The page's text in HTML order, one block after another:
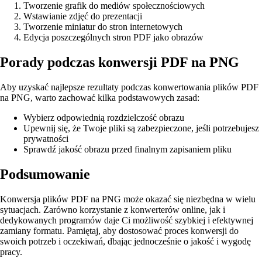
Tworzenie grafik do mediów społecznościowych
Wstawianie zdjęć do prezentacji
Tworzenie miniatur do stron internetowych
Edycja poszczególnych stron PDF jako obrazów
Porady podczas konwersji PDF na PNG
Aby uzyskać najlepsze rezultaty podczas konwertowania plików PDF
na PNG, warto zachować kilka podstawowych zasad:
Wybierz odpowiednią rozdzielczość obrazu
Upewnij się, że Twoje pliki są zabezpieczone, jeśli potrzebujesz
prywatności
Sprawdź jakość obrazu przed finalnym zapisaniem pliku
Podsumowanie
Konwersja plików PDF na PNG może okazać się niezbędna w wielu
sytuacjach. Zarówno korzystanie z konwerterów online, jak i
dedykowanych programów daje Ci możliwość szybkiej i efektywnej
zamiany formatu. Pamiętaj, aby dostosować proces konwersji do
swoich potrzeb i oczekiwań, dbając jednocześnie o jakość i wygodę
pracy.